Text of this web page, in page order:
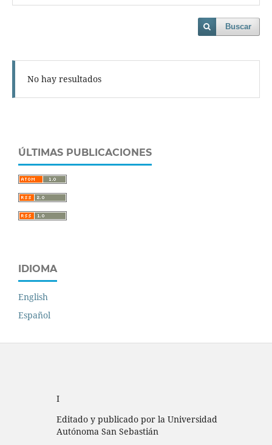
Buscar
No hay resultados
ÚLTIMAS PUBLICACIONES
IDIOMA
English
Español
I
Editado y publicado por la Universidad
Autónoma San Sebastián